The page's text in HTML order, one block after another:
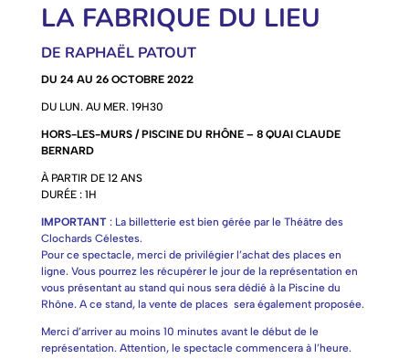
LA FABRIQUE DU LIEU
DE RAPHAËL PATOUT
DU 24 AU 26 OCTOBRE 2022
DU LUN. AU MER. 19H30
HORS-LES-MURS / PISCINE DU RHÔNE – 8 QUAI CLAUDE
BERNARD
À PARTIR DE 12 ANS
DURÉE : 1H
IMPORTANT: La billetterie est bien gérée par le Théâtre des
Clochards Célestes.
Pour ce spectacle, merci de privilégier l’achat des places en
ligne. Vous pourrez les récupérer le jour de la représentation en
vous présentant au stand qui nous sera dédié à la Piscine du
Rhône. A ce stand, la vente de places sera également proposée.
Merci d’arriver au moins 10 minutes avant le début de le
représentation. Attention, le spectacle commencera à l’heure.